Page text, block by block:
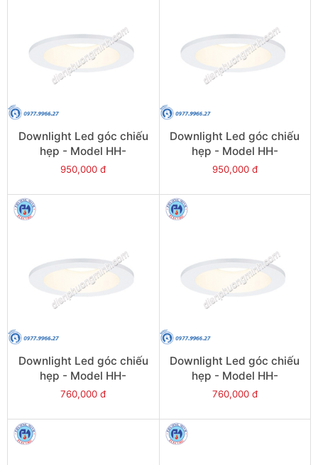
Downlight Led góc chiếu
hẹp - Model HH-
LD50701K19
950,000 đ
Downlight Led góc chiếu
hẹp - Model HH-
LD70701K19
950,000 đ
Downlight Led góc chiếu
hẹp - Model HH-
LD50501K19
760,000 đ
Downlight Led góc chiếu
hẹp - Model HH-
LD70501K19
760,000 đ